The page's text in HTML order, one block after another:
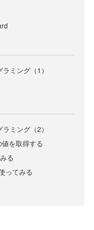
ミング（1）
ミング（2）
を取得する
る
ってみる